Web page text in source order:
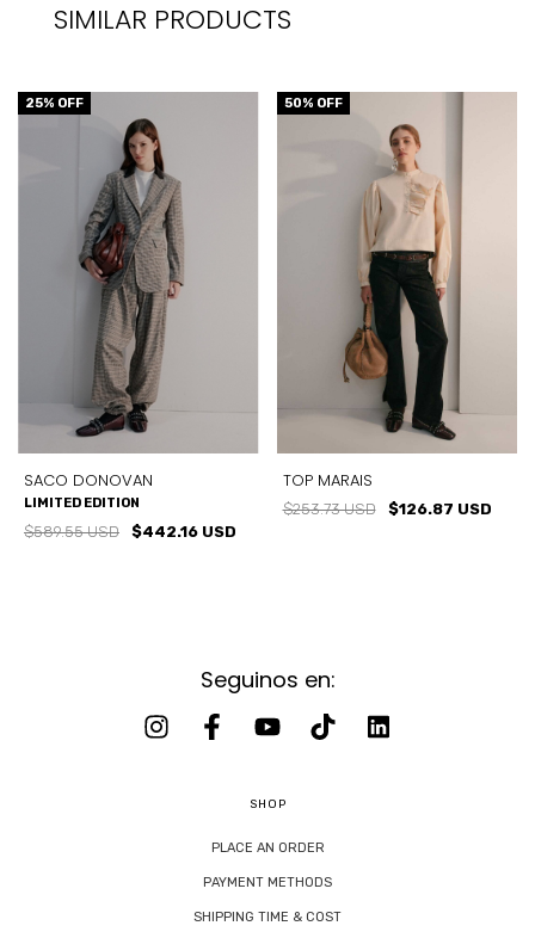
SIMILAR PRODUCTS
25% OFF
SACO DONOVAN
LIMITED EDITION
$589.55 USD $442.16 USD
50% OFF
TOP MARAIS
$253.73 USD $126.87 USD
Seguinos en:
SHOP
PLACE AN ORDER
PAYMENT METHODS
SHIPPING TIME & COST